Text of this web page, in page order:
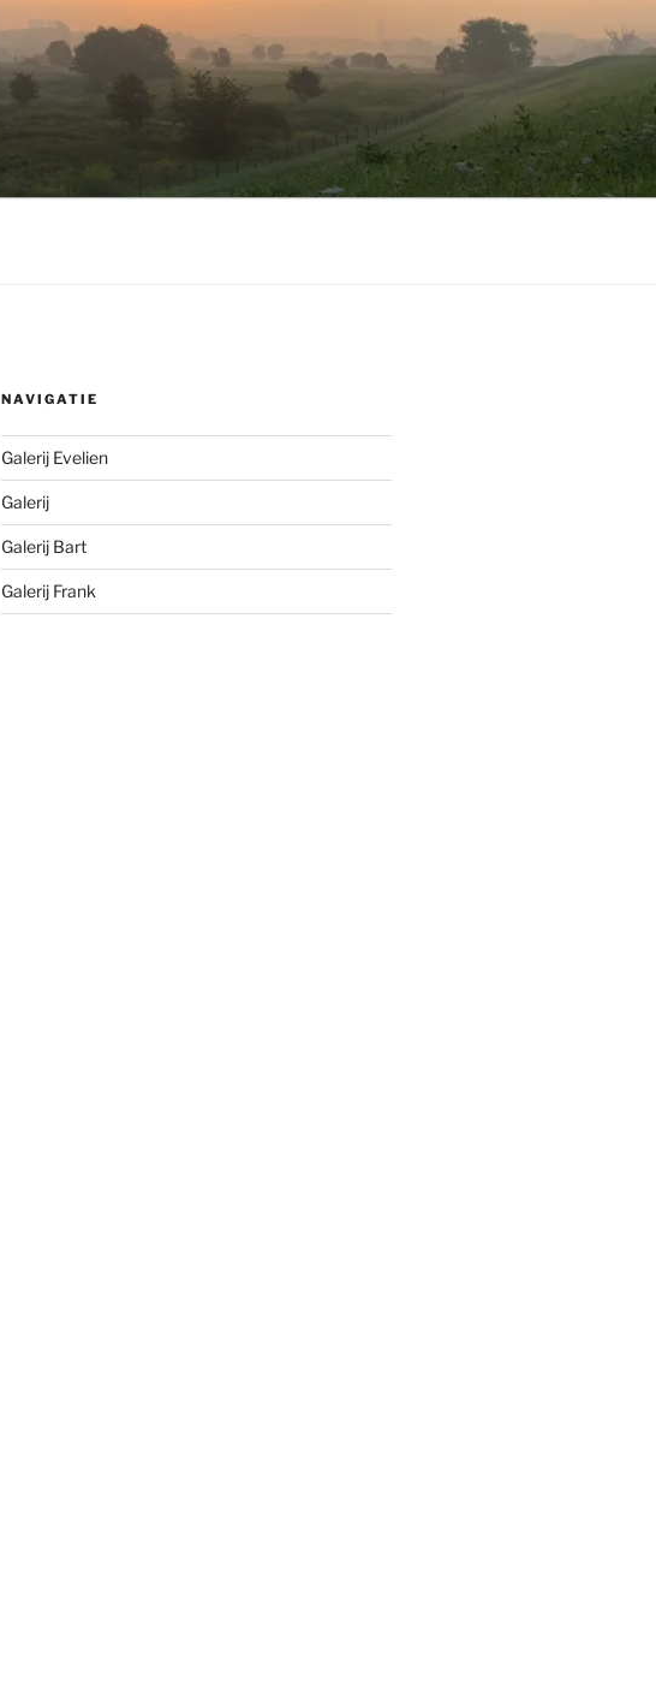
NAVIGATIE
Galerij Evelien
Galerij
Galerij Bart
Galerij Frank